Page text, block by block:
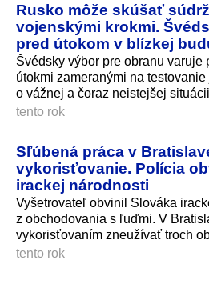
Rusko môže skúšať
vojenskými krokmi.
pred útokom v blízkej
Švédsky výbor pre obranu varuje
útokmi zameranými na
o vážnej a čoraz neistejšej
tento rok
Sľúbená práca v
vykorisťovanie. Polícia
irackej národnosti
Vyšetrovateľ obvinil Slováka
z obchodovania s ľuďmi. V
vykorisťovaním zneužívať troch
tento rok